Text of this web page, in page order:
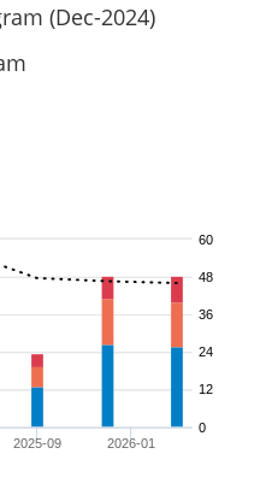
(Dec-2024)
2025-09 2026-01
0
12
24
36
48
60